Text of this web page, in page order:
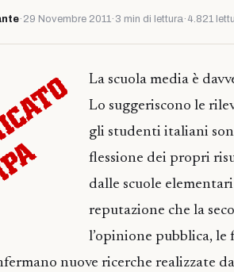
· 29 Novembre 2011· 3 min di lettura· 4.821
La scuola media è
Lo suggeriscono le
gli studenti italiani
flessione dei propri
dalle scuole
reputazione che la
l’opinione pubblica, le
nuove ricerche realizzate